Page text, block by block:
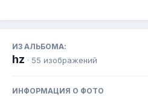
ИЗ АЛЬБОМА:
hz · 55 изображений
ИНФОРМАЦИЯ О ФОТО